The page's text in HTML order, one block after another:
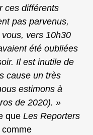
ces différents
pas parvenus,
vers 10h30
été oubliées
Il est inutile de
cause un très
estimons à
de 2020). »
que Les Reporters